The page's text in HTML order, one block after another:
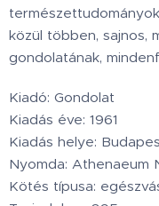
közül többen, sajnos,
gondolatának,
Kiadó: Gondolat
Kiadás éve: 1961
Kiadás helye:
Nyomda: Athenaeum
Kötés típusa: